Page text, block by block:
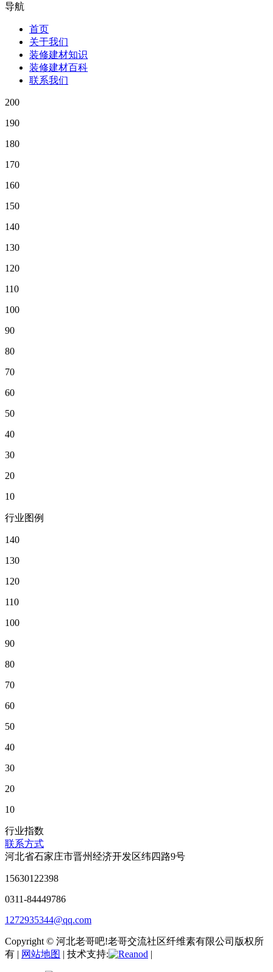
导航
首页
关于我们
装修建材知识
装修建材百科
联系我们
200
190
180
170
160
150
140
130
120
110
100
90
80
70
60
50
40
30
20
10
行业图例
140
130
120
110
100
90
80
70
60
50
40
30
20
10
行业指数
联系方式
河北省石家庄市晋州经济开发区纬四路9号
15630122398
0311-84449786
1272935344@qq.com
Copyright © 河北老哥吧!老哥交流社区纤维素有限公司版权所
有 | 网站地图 | 技术支持: |